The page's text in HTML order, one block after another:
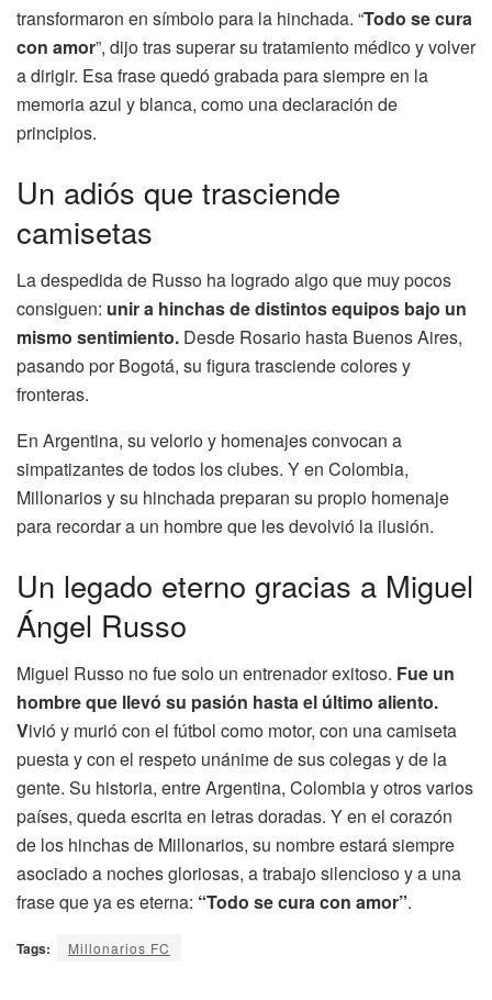
transformaron en símbolo para la hinchada. “Todo se cura
con amor”, dijo tras superar su tratamiento médico y volver
a dirigir. Esa frase quedó grabada para siempre en la
memoria azul y blanca, como una declaración de
principios.
Un adiós que trasciende
camisetas
La despedida de Russo ha logrado algo que muy pocos
consiguen: unir a hinchas de distintos equipos bajo un
mismo sentimiento. Desde Rosario hasta Buenos Aires,
pasando por Bogotá, su figura trasciende colores y
fronteras.
En Argentina, su velorio y homenajes convocan a
simpatizantes de todos los clubes. Y en Colombia,
Millonarios y su hinchada preparan su propio homenaje
para recordar a un hombre que les devolvió la ilusión.
Un legado eterno gracias a Miguel
Ángel Russo
Miguel Russo no fue solo un entrenador exitoso. Fue un
hombre que llevó su pasión hasta el último aliento.
Vivió y murió con el fútbol como motor, con una camiseta
puesta y con el respeto unánime de sus colegas y de la
gente. Su historia, entre Argentina, Colombia y otros varios
países, queda escrita en letras doradas. Y en el corazón
de los hinchas de Millonarios, su nombre estará siempre
asociado a noches gloriosas, a trabajo silencioso y a una
frase que ya es eterna: “Todo se cura con amor”.
Tags: Millonarios FC